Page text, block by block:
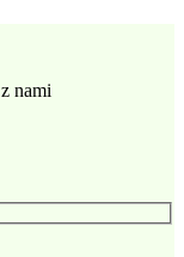
nami